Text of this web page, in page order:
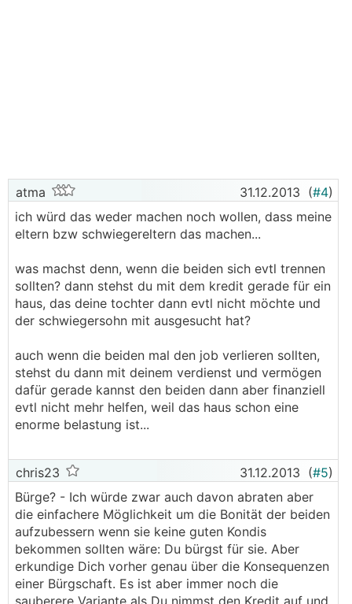
atma 31.12.2013 (#4)
ich würd das weder machen noch wollen, dass meine
eltern bzw schwiegereltern das machen...
was machst denn, wenn die beiden sich evtl trennen
sollten? dann stehst du mit dem kredit gerade für ein
haus, das deine tochter dann evtl nicht möchte und
der schwiegersohn mit ausgesucht hat?
auch wenn die beiden mal den job verlieren sollten,
stehst du dann mit deinem verdienst und vermögen
dafür gerade kannst den beiden dann aber finanziell
evtl nicht mehr helfen, weil das haus schon eine
enorme belastung ist...
chris23 31.12.2013 (#5)
Bürge? - Ich würde zwar auch davon abraten aber
die einfachere Möglichkeit um die Bonität der beiden
aufzubessern wenn sie keine guten Kondis
bekommen sollten wäre: Du bürgst für sie. Aber
erkundige Dich vorher genau über die Konsequenzen
einer Bürgschaft. Es ist aber immer noch die
sauberere Variante als Du nimmst den Kredit auf und